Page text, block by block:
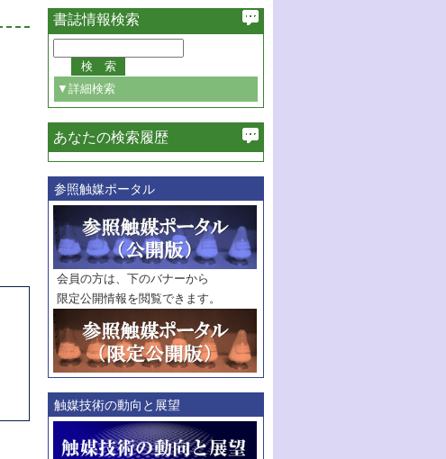
書誌情報検索
▼詳細検索
必ず含む
巻・号指定
巻
号
範囲指定
巻
号～
巻
号
触媒年鑑
年度
記事種別
マーク：
マークあり
あなたの検索履歴
参照触媒ポータル
会員の方は、下のバナーから
限定公開情報を閲覧できます。
触媒技術の動向と展望